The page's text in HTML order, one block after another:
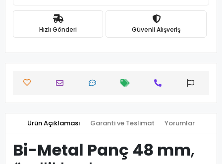
Hızlı Gönderi Güvenli Alışveriş
Ürün Açıklaması Garanti ve Teslimat Yorumlar
Bi-Metal Panç 48 mm,